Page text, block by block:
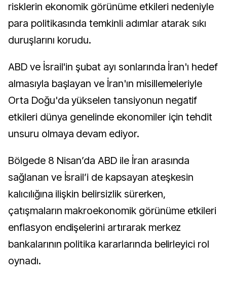
risklerin ekonomik görünüme etkileri nedeniyle
para politikasında temkinli adımlar atarak sıkı
duruşlarını korudu.
ABD ve İsrail'in şubat ayı sonlarında İran'ı hedef
almasıyla başlayan ve İran'ın misillemeleriyle
Orta Doğu'da yükselen tansiyonun negatif
etkileri dünya genelinde ekonomiler için tehdit
unsuru olmaya devam ediyor.
Bölgede 8 Nisan’da ABD ile İran arasında
sağlanan ve İsrail’i de kapsayan ateşkesin
kalıcılığına ilişkin belirsizlik sürerken,
çatışmaların makroekonomik görünüme etkileri
enflasyon endişelerini artırarak merkez
bankalarının politika kararlarında belirleyici rol
oynadı.